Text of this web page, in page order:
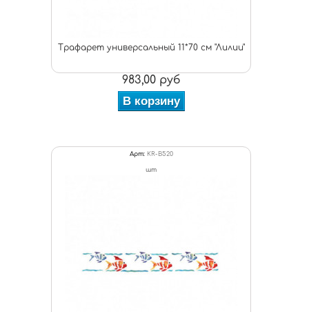
Трафарет универсальный 11*70 см "Лилии"
983,00 руб
В корзину
Арт: KR-B520
шт